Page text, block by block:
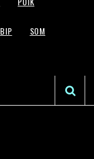
BIP SOM